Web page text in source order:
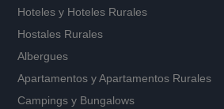
Hoteles y Hoteles Rurales
Hostales Rurales
Albergues
Apartamentos yApartamentos Rurales
Campings y Bungalows